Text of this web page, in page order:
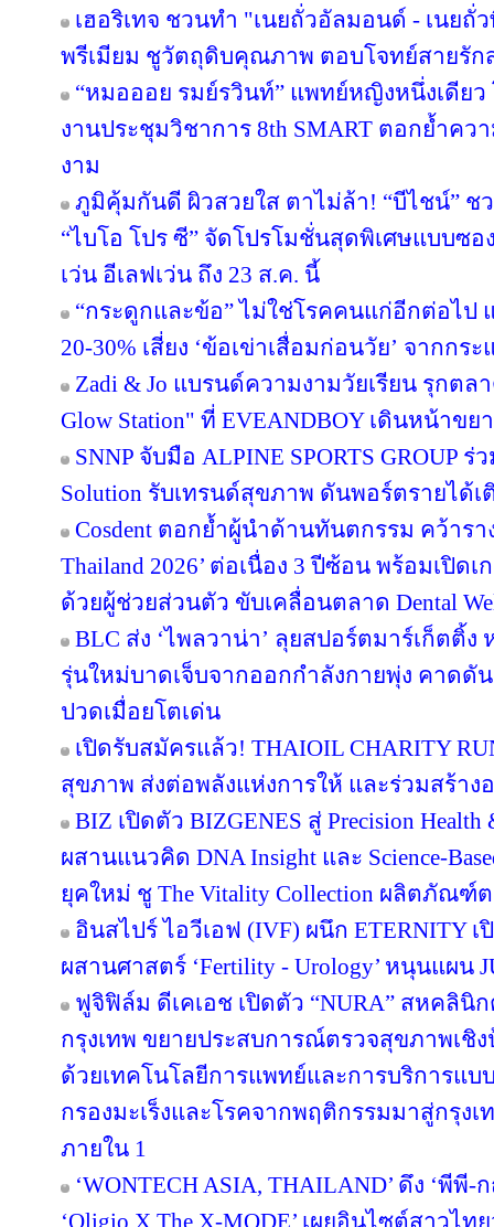
เฮอริเทจ ชวนทำ "เนยถั่วอัลมอนด์ - เนยถั่
พรีเมียม ชูวัตถุดิบคุณภาพ ตอบโจทย์สายรัก
“หมอออย รมย์รวินท์” แพทย์หญิงหนึ่งเดีย
งานประชุมวิชาการ 8th SMART ตอกย้ำค
งาม
ภูมิคุ้มกันดี ผิวสวยใส ตาไม่ล้า! “บีไชน์” ช
“ไบโอ โปร ซี” จัดโปรโมชั่นสุดพิเศษแบบซอ
เว่น อีเลฟเว่น ถึง 23 ส.ค. นี้
“กระดูกและข้อ” ไม่ใช่โรคคนแก่อีกต่อไป
20-30% เสี่ยง ‘ข้อเข่าเสื่อมก่อนวัย’ จากกร
Zadi & Jo แบรนด์ความงามวัยเรียน รุกตลา
Glow Station" ที่ EVEANDBOY เดินหน้าข
SNNP จับมือ ALPINE SPORTS GROUP
Solution รับเทรนด์สุขภาพ ดันพอร์ตรายได้เ
Cosdent ตอกย้ำผู้นำด้านทันตกรรม คว้าราง
Thailand 2026’ ต่อเนื่อง 3 ปีซ้อน พร้อมเปิด
ด้วยผู้ช่วยส่วนตัว ขับเคลื่อนตลาด Dental
BLC ส่ง ‘ไพลวาน่า’ ลุยสปอร์ตมาร์เก็ตติ้ง
รุ่นใหม่บาดเจ็บจากออกกำลังกายพุ่ง คาด
ปวดเมื่อยโตเด่น
เปิดรับสมัครแล้ว! THAIOIL CHARITY
สุขภาพ ส่งต่อพลังแห่งการให้ และร่วมสร้าง
BIZ เปิดตัว BIZGENES สู่ Precision
ผสานแนวคิด DNA Insight และ Science-
ยุคใหม่ ชู The Vitality Collection ผลิตภัณ
อินสไปร์ ไอวีเอฟ (IVF) ผนึก ETERNITY เปิ
ผสานศาสตร์ ‘Fertility - Urology’ หนุนแผน
ฟูจิฟิล์ม ดีเคเอช เปิดตัว “NURA” สหคลิ
กรุงเทพ ขยายประสบการณ์ตรวจสุขภาพเชิ
ด้วยเทคโนโลยีการแพทย์และการบริการแ
กรองมะเร็งและโรคจากพฤติกรรมมาสู่กรุง
ภายใน 1
‘WONTECH ASIA, THAILAND’ ดึง ‘พีพี
‘Oligio X The X-MODE’ เผยอินไซต์สาวไ